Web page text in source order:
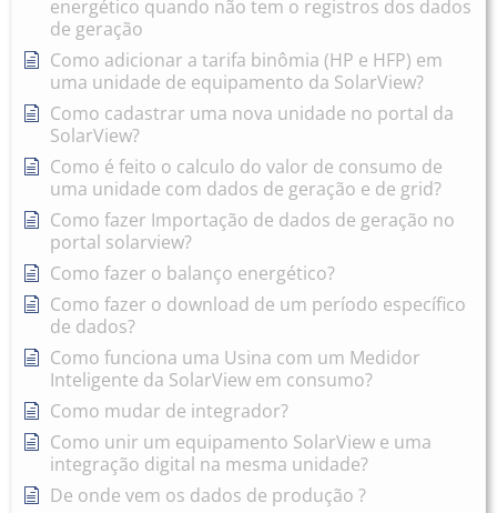
energético quando não tem o registros dos dados
de geração
Como adicionar a tarifa binômia (HP e HFP) em
uma unidade de equipamento da SolarView?
Como cadastrar uma nova unidade no portal da
SolarView?
Como é feito o calculo do valor de consumo de
uma unidade com dados de geração e de grid?
Como fazer Importação de dados de geração no
portal solarview?
Como fazer o balanço energético?
Como fazer o download de um período específico
de dados?
Como funciona uma Usina com um Medidor
Inteligente da SolarView em consumo?
Como mudar de integrador?
Como unir um equipamento SolarView e uma
integração digital na mesma unidade?
De onde vem os dados de produção ?